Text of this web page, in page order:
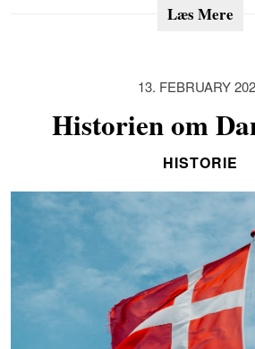
Læs Mere
13. FEBRUARY
Historien om
HISTORIE